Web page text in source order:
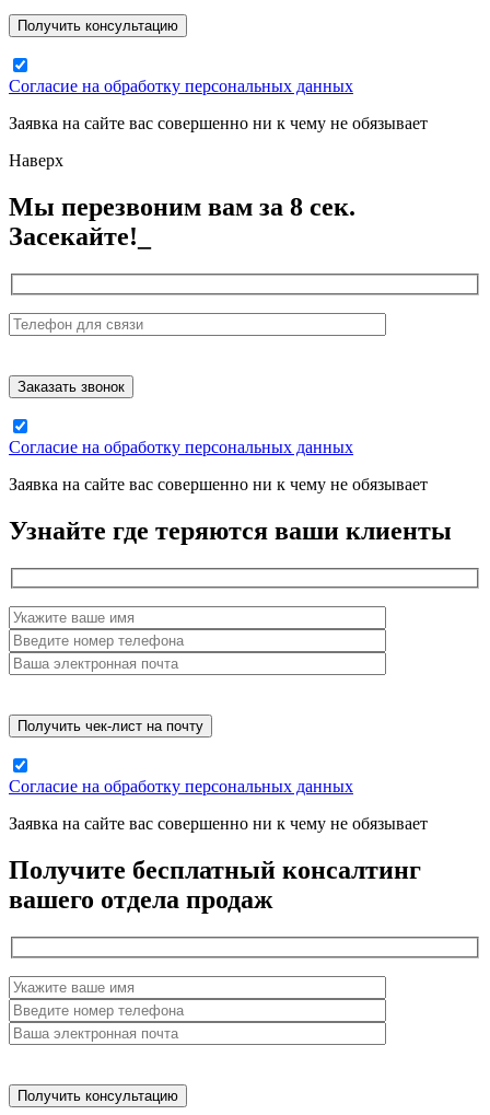
Согласие на обработку персональных данных
Заявка на сайте вас совершенно ни к чему не обязывает
Наверх
Мы перезвоним вам за 8 сек.
Засекайте!_
Согласие на обработку персональных данных
Заявка на сайте вас совершенно ни к чему не обязывает
Узнайте где теряются ваши клиенты
Согласие на обработку персональных данных
Заявка на сайте вас совершенно ни к чему не обязывает
Получите бесплатный консалтинг
вашего отдела продаж